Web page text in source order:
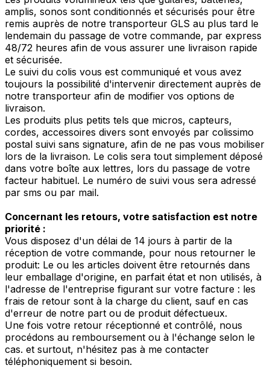
amplis, sonos sont conditionnés et sécurisés pour être
remis auprès de notre transporteur GLS au plus tard le
lendemain du passage de votre commande, par express
48/72 heures afin de vous assurer une livraison rapide
et sécurisée.
Le suivi du colis vous est communiqué et vous avez
toujours la possibilité d'intervenir directement auprès de
notre transporteur afin de modifier vos options de
livraison.
Les produits plus petits tels que micros, capteurs,
cordes, accessoires divers sont envoyés par colissimo
postal suivi sans signature, afin de ne pas vous mobiliser
lors de la livraison. Le colis sera tout simplement déposé
dans votre boîte aux lettres, lors du passage de votre
facteur habituel. Le numéro de suivi vous sera adressé
par sms ou par mail.
Concernant les retours, votre satisfaction est notre
priorité :
Vous disposez d'un délai de 14 jours à partir de la
réception de votre commande, pour nous retourner le
produit: Le ou les articles doivent être retournés dans
leur emballage d'origine, en parfait état et non utilisés, à
l'adresse de l'entreprise figurant sur votre facture : les
frais de retour sont à la charge du client, sauf en cas
d'erreur de notre part ou de produit défectueux.
Une fois votre retour réceptionné et contrôlé, nous
procédons au remboursement ou à l'échange selon le
cas. et surtout, n'hésitez pas à me contacter
téléphoniquement si besoin.